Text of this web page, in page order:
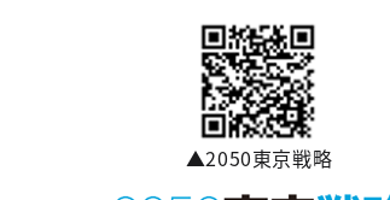
▲2050東京戦略